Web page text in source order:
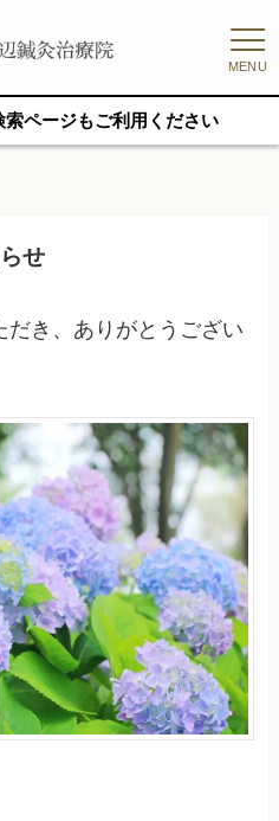
MENU
索ページもご利用ください
せ
だき、ありがとうござい